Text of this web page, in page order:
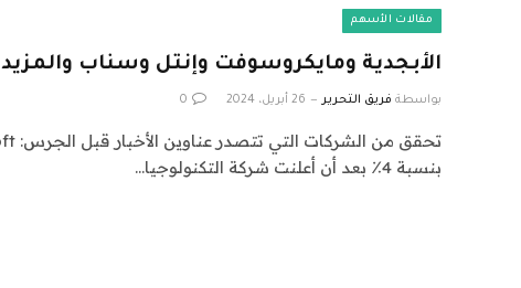
مقالات الأسهم
الأبجدية ومايكروسوفت وإنتل وسناب والمزيد
بواسطة فريق التحرير 26 أبريل، 2024 0
بنسبة 4٪ بعد أن أعلنت شركة التكنولوجيا…